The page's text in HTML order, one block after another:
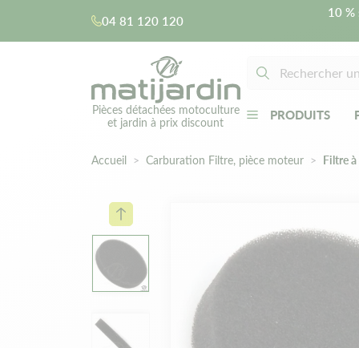
04 81 120 120
10
Pièces détachées motoculture
et jardin à prix discount
PRODUITS
Accueil Carburation Filtre, pièce moteur Filtre